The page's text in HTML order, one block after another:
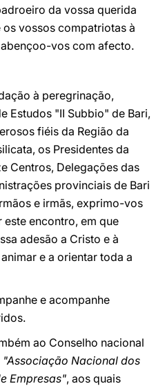
da vossa querida
vossos compatriotas à
vos com afecto.
à peregrinação,
Estudos "II Subbio" de Bari,
fiéis da Região da
os Presidentes da
Centros, Delegações das
provinciais de Bari
e irmãs, exprimo-vos
encontro, em que
adesão a Cristo e à
e a orientar toda a
e acompanhe
ao Conselho nacional
"Associação Nacional dos
Empresas", aos quais